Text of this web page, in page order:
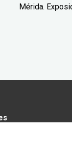
Mérida.